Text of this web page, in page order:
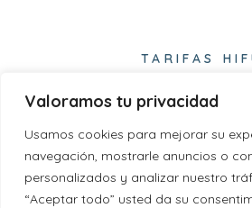
Valoramos tu privacidad
Usamos cookies para mejorar su
navegación, mostrarle anuncios o
personalizados y analizar nuestro
“Aceptar todo” usted da su
TARIFAS
HIFU